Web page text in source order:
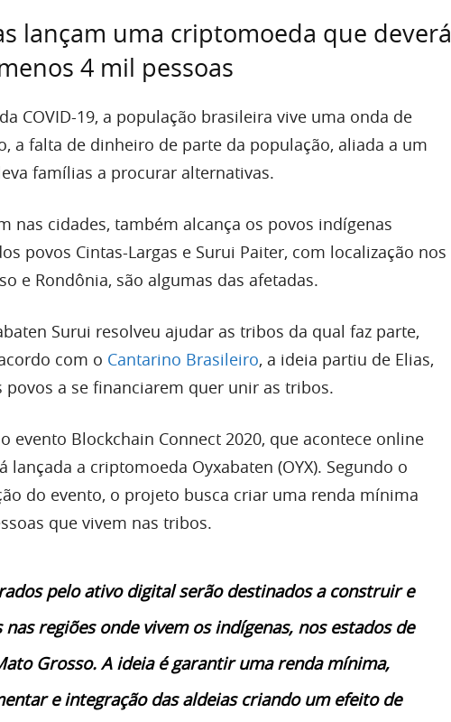
lançam uma criptomoeda que deverá
4 mil pessoas
COVID-19, a população brasileira vive uma onda de
a falta de dinheiro de parte da população, aliada a um
famílias a procurar alternativas.
nas cidades, também alcança os povos indígenas
povos Cintas-Largas e Surui Paiter, com localização nos
e Rondônia, são algumas das afetadas.
Surui resolveu ajudar as tribos da qual faz parte,
com o Cantarino Brasileiro, a ideia partiu de Elias,
povos a se financiarem quer unir as tribos.
evento Blockchain Connect 2020, que acontece online
lançada a criptomoeda Oyxabaten (OYX). Segundo o
do evento, o projeto busca criar uma renda mínima
que vivem nas tribos.
pelo ativo digital serão destinados a construir e
regiões onde vivem os indígenas, nos estados de
Grosso. A ideia é garantir uma renda mínima,
e integração das aldeias criando um efeito de